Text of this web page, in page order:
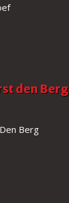
den Berg
Berg